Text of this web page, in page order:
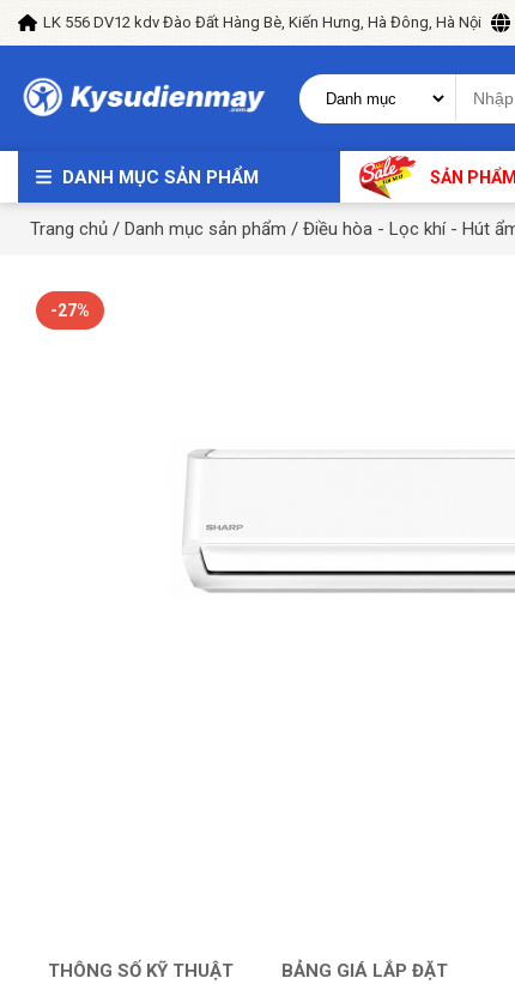
LK 556 DV12 kdv Đào Đất Hàng Bè, Kiến Hưng, Hà Đông, Hà Nội
DANH MỤC SẢN PHẨM SẢN
Trang chủ / Danh mục sản phẩm / Điều hòa - Lọc khí - Hút
-27%
THÔNG SỐ KỸ THUẬT BẢNG GIÁ LẮP ĐẶT